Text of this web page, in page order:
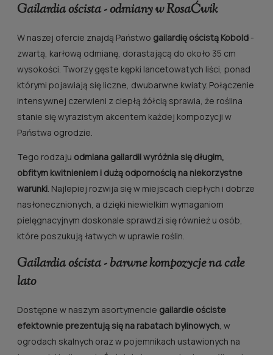
Gailardia oścista - odmiany w RosaĆwik
W naszej ofercie znajdą Państwo gailardię ościstą Kobold -
zwartą, karłową odmianę, dorastającą do około 35 cm
wysokości. Tworzy gęste kępki lancetowatych liści, ponad
którymi pojawiają się liczne, dwubarwne kwiaty. Połączenie
intensywnej czerwieni z ciepłą żółcią sprawia, że roślina
stanie się wyrazistym akcentem każdej kompozycji w
Państwa ogrodzie.
Tego rodzaju odmiana gailardiiwyróżnia się długim,
obfitym kwitnieniem i dużą odpornością na niekorzystne
warunki . Najlepiej rozwija się w miejscach ciepłych i dobrze
nasłonecznionych, a dzięki niewielkim wymaganiom
pielęgnacyjnym doskonale sprawdzi się również u osób,
które poszukują łatwych w uprawie roślin.
Gailardia oścista - barwne kompozycje na całe
lato
Dostępne w naszym asortymencie gailardie ościste
efektownie prezentują się na rabatach bylinowych , w
ogrodach skalnych oraz w pojemnikach ustawionych na